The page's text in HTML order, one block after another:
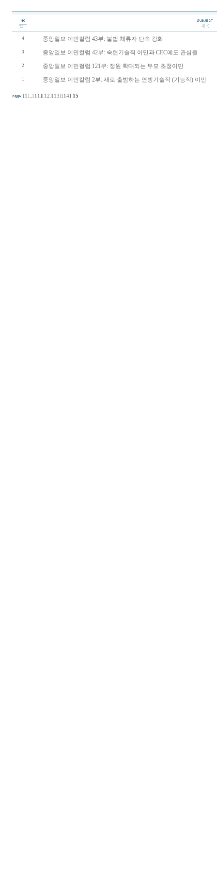
4 중앙일보 이민컬럼 43부: 불법 체류자 단속 강화
3 중앙일보 이민컬럼 42부: 숙련기술직 이민과 CEC에도 관심을
2 중앙일보 이민컬럼 121부: 정원 확대되는 부모 초청이민
1 중앙일보 이민칼럼 2부: 새로 출범하는 연방기술직 (기능직) 이민
[1] [11] [12] [13] [14] 15